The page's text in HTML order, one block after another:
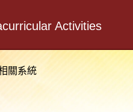
Activities
關系統